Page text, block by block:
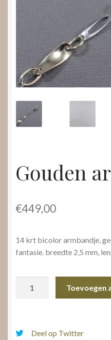
Nieuws
Video’s
Gouden
€449,00
14 krt bicolor armbandje,
fantasie. breedte 2,5 mm,
Toevoegen
Deel op Twitter